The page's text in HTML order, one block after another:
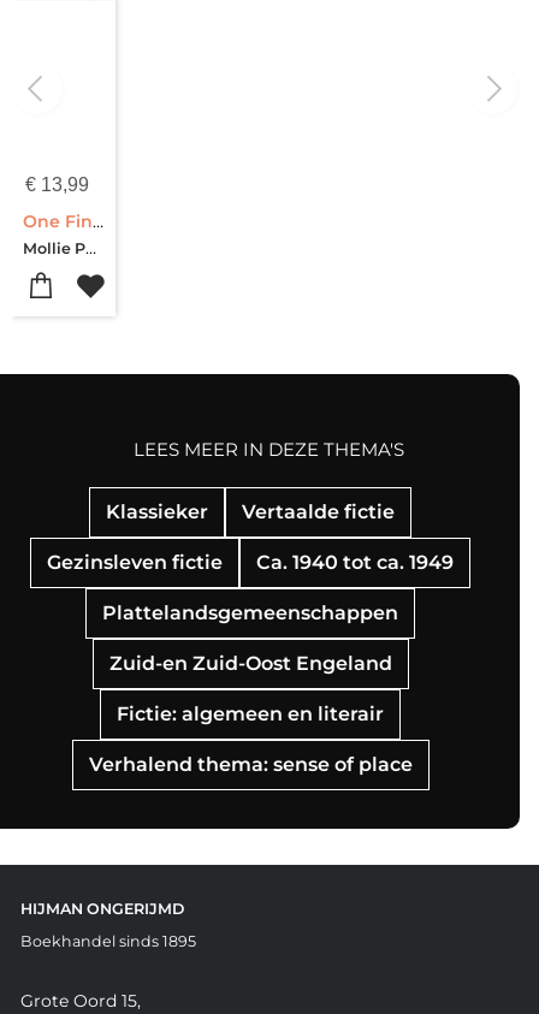
€13,99
One Fine Day
Mollie Panter-Downes
Klassieker Vertaalde fictie
Gezinsleven fictie Ca. 1940 tot ca. 1949
Plattelandsgemeenschappen
Zuid-en Zuid-Oost Engeland
Fictie: algemeen en literair
Verhalend thema: sense of place
LEES MEER IN DEZE THEMA'S
HIJMAN ONGERIJMD
Boekhandel sinds 1895
Grote Oord 15,